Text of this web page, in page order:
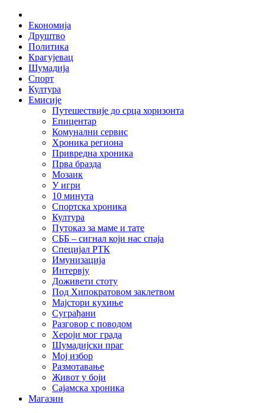
Skip
content
Економија
Друштво
Политика
Крагујевац
Шумадија
Спорт
Култура
Емисије
Путешествије до срца хоризонта
Епицентар
Комунални сервис
Хроника региона
Привредна хроника
Прва бразда
Мозаик
У игри
10 минута
Спортска хроника
Култура
Путоказ за маме и тате
СББ – сигнал који нас спаја
Специјал РТК
Имунизација
Интервју
Доживети стоту
Под Хипократовом заклетвом
Мајстори кухиње
Суграђани
Разговор с поводом
Хероји мог града
Шумадијски праг
Мој избор
Размотавање
Живот у боји
Сајамска хроника
Магазин